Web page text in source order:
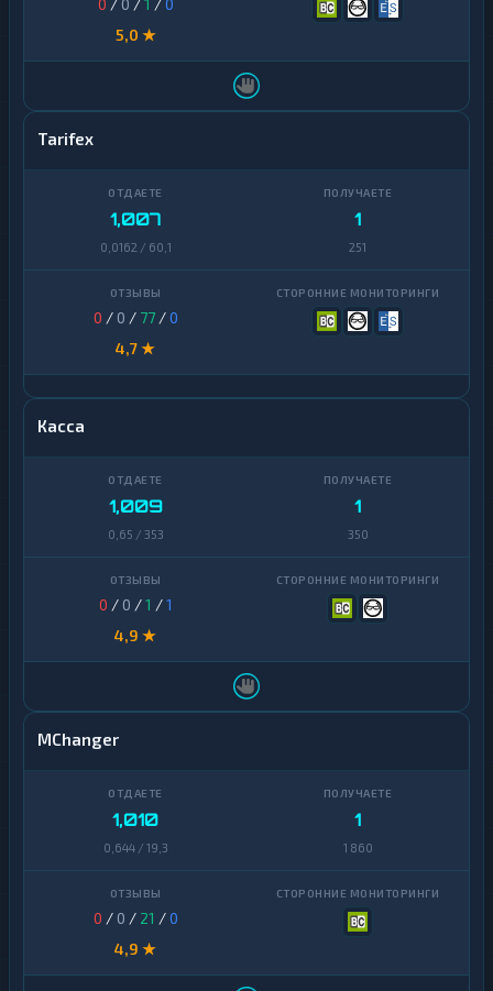
0 / 0 /1 /0
5,0 ★
Tarifex
1,007
0,0162 / 60,1
1
251
0 / 0 / 77/0
4,7 ★
Касса
1,009
0,65 / 353
1
350
0 / 0 /1 /1
4,9 ★
MChanger
1,010
0,644 / 19,3
1
1 860
0 / 0 / 21 /0
4,9 ★